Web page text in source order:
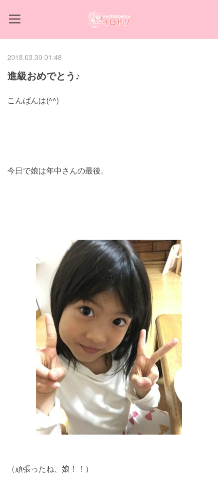
2018.03.30 01:48
進級おめでとう♪
こんばんは(^^)
今日で娘は年中さんの最後。
（頑張ったね、娘！！）